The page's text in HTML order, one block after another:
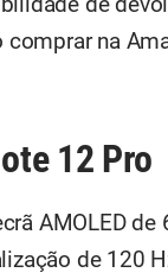
na
12 Pro
AMOLED
de 120